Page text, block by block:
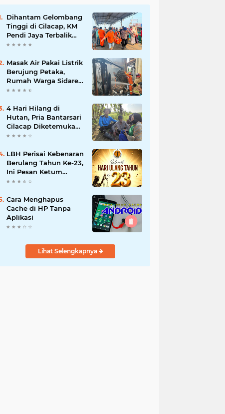
Dihantam Gelombang
Tinggi di Cilacap, KM
Pendi Jaya Terbalik
dan Tewaskan 2 ABK
Masak Air Pakai Listrik
Berujung Petaka,
Rumah Warga Sidareja
Cilacap Hangus
4 Hari Hilang di
Hutan, Pria Bantarsari
Cilacap Diketemukan
Selamat
LBH Perisai Kebenaran
Berulang Tahun Ke-23,
Ini Pesan Ketum
H.Sugeng,SH.,MSI
Cara Menghapus
Cache di HP Tanpa
Aplikasi
Lihat Selengkapnya